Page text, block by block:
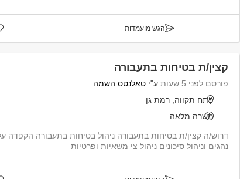
הגש מועמדות
קצין/ת בטיחות בתעבורה
פורסם לפני 5 שעות ע"י טאלנטס השמה
פתח תקווה, רמת גן
משרה מלאה
דרוש/ה קצין/ת בטיחות בתעבורה ניהול בטיחות בתעבורה הקפדה
נהגים וניהול סיכונים ניהול צי משאיות ופרטיות